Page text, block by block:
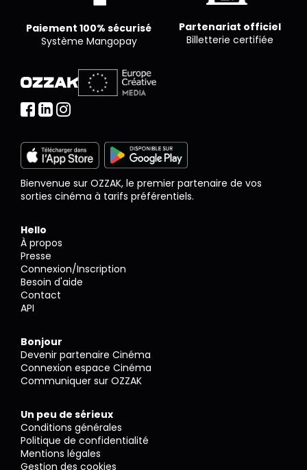
Paiement 100% sécurisé
Système Mangopay
Partenariat officiel
Billetterie certifiée
Bienvenue sur OZZAK, le premier partenaire de vos
sorties cinéma à tarifs préférentiels.
Hello
À propos
Presse
Connexion/Inscription
Besoin d'aide
Contact
API
Bonjour
Devenir partenaire Cinéma
Connexion espace Cinéma
Communiquer sur OZZAK
Un peu de sérieux
Conditions générales
Politique de confidentialité
Mentions légales
Gestion des cookies